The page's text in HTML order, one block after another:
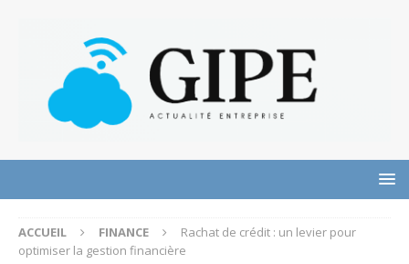
ACCUEIL FINANCE
Rachat de crédit : un levier pour
optimiser la gestion financière